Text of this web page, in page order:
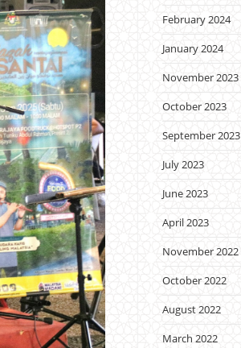
February 2024
January 2024
November 2023
October 2023
September 2023
July 2023
June 2023
April 2023
November 2022
October 2022
August 2022
March 2022